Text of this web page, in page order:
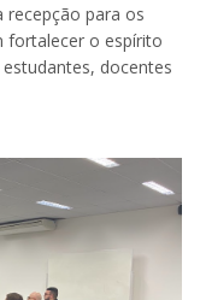
para os
fortalecer o espírito
docentes